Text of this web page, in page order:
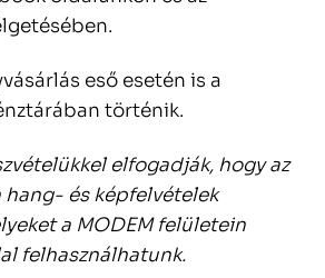
eső esetén is a
történik.
elfogadják, hogy az
hang- és képfelvételek
a MODEM felületein
felhasználhatunk.